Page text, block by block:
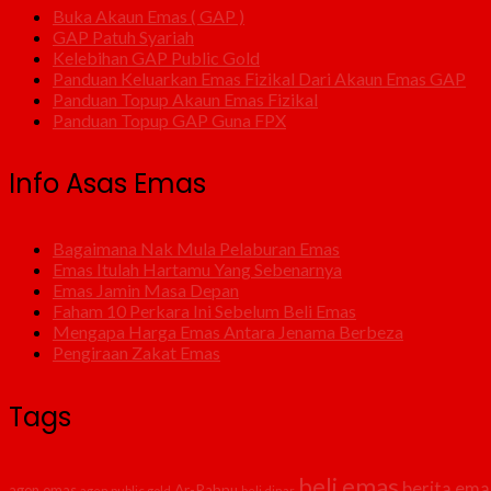
Buka Akaun Emas ( GAP )
GAP Patuh Syariah
Kelebihan GAP Public Gold
Panduan Keluarkan Emas Fizikal Dari Akaun Emas GAP
Panduan Topup Akaun Emas Fizikal
Panduan Topup GAP Guna FPX
Info Asas Emas
Bagaimana Nak Mula Pelaburan Emas
Emas Itulah Hartamu Yang Sebenarnya
Emas Jamin Masa Depan
Faham 10 Perkara Ini Sebelum Beli Emas
Mengapa Harga Emas Antara Jenama Berbeza
Pengiraan Zakat Emas
Tags